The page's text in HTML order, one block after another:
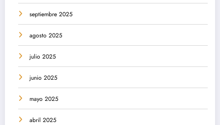
septiembre 2025
agosto 2025
julio 2025
junio 2025
mayo 2025
abril 2025